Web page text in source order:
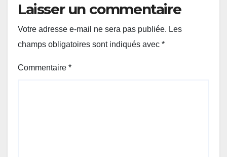
Laisser un commentaire
Votre adresse e-mail ne sera pas publiée. Les
champs obligatoires sont indiqués avec *
Commentaire *